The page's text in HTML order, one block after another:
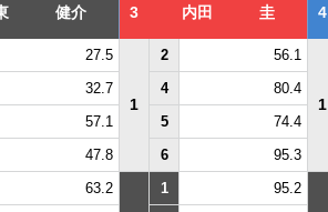
健介 3 内田 圭 4
27.5
1
2 56.1
1
32.7 4 80.4
57.1 5 74.4
47.8 6 95.3
63.2 1 95.2